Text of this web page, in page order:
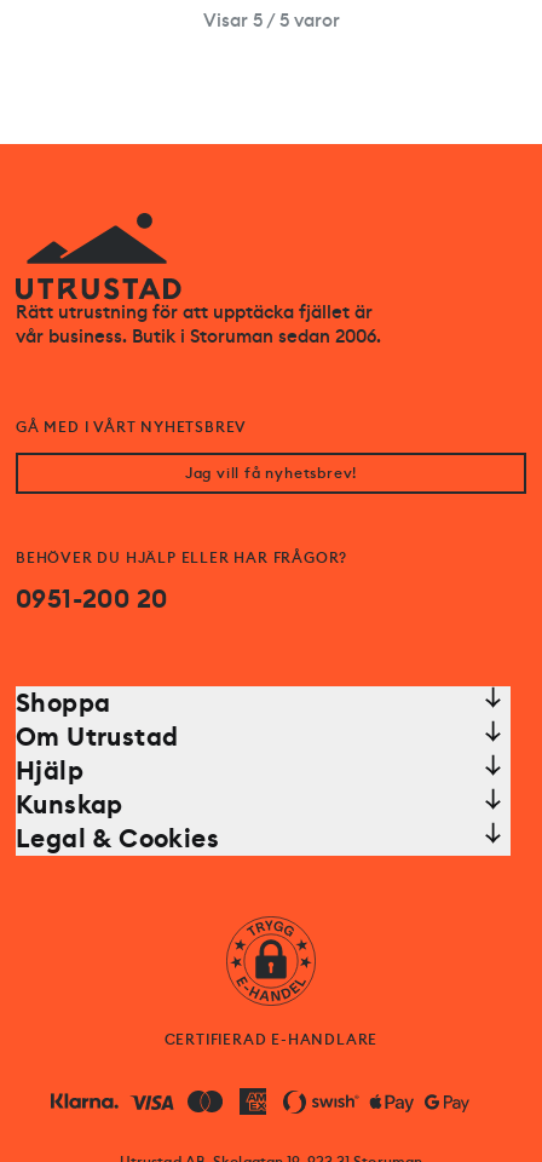
Visar 5 / 5 varor
Rätt utrustning för att upptäcka fjället är
vår business. Butik i Storuman sedan 2006.
BEHÖVER DU HJÄLP ELLER HAR FRÅGOR?
0951-200 20
GÅ MED I VÅRT NYHETSBREV
Jag vill få nyhetsbrev!
Shoppa
Om Utrustad
Hjälp
Kunskap
Legal & Cookies
CERTIFIERAD E-HANDLARE